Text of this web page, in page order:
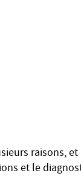
raisons, et
et le